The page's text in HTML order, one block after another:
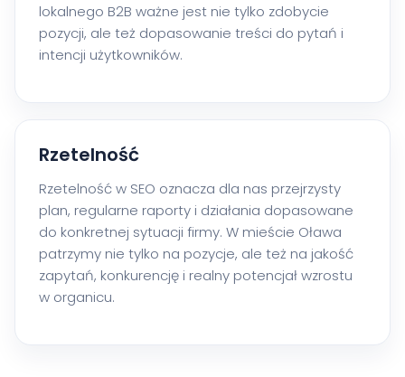
lokalnego B2B ważne jest nie tylko zdobycie
pozycji, ale też dopasowanie treści do pytań i
intencji użytkowników.
Rzetelność
Rzetelność w SEO oznacza dla nas przejrzysty
plan, regularne raporty i działania dopasowane
do konkretnej sytuacji firmy. W mieście Oława
patrzymy nie tylko na pozycje, ale też na jakość
zapytań, konkurencję i realny potencjał wzrostu
w organicu.